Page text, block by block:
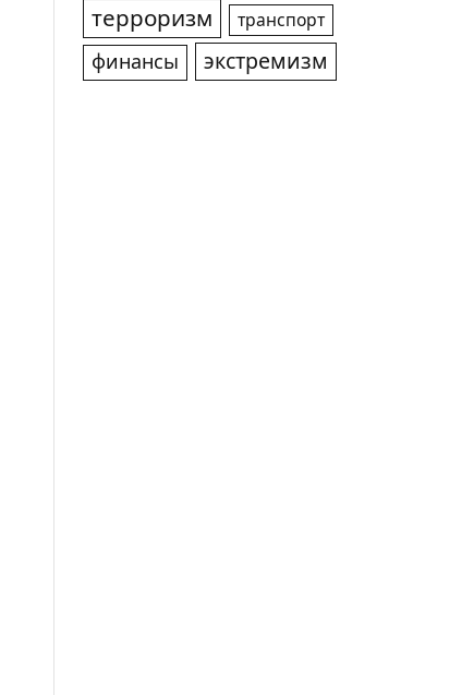
терроризм транспорт
финансы экстремизм